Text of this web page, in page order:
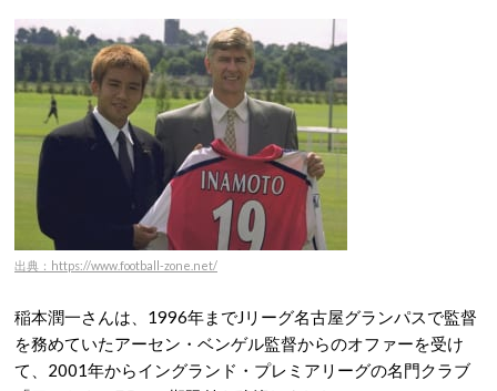
出典：https://www.football-zone.net/
稲本潤一さんは、1996年までJリーグ名古屋グランパスで監督
を務めていたアーセン・ベンゲル監督からのオファーを受け
て、2001年からイングランド・プレミアリーグの名門クラブ